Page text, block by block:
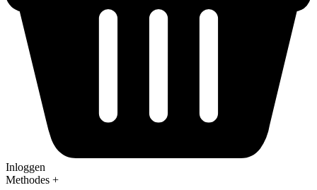
Inloggen
Methodes +